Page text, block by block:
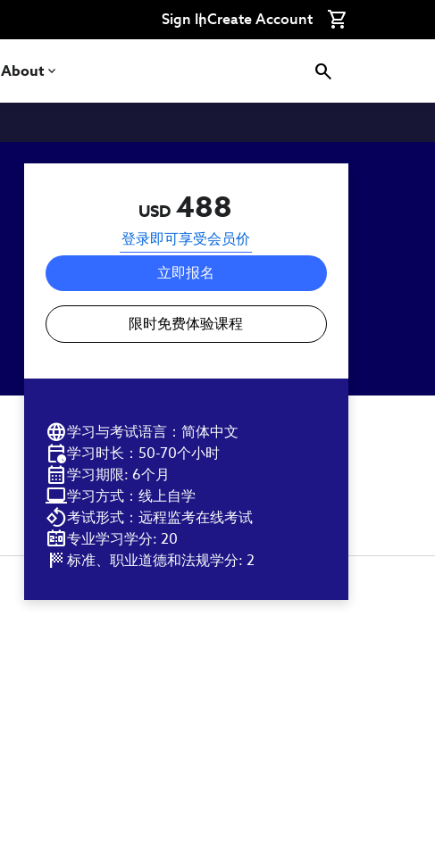
Sign InCreate Account
About
USD 488
登录即可享受会员价
立即报名
限时免费体验课程
学习与考试语言：简体中文
学习时长：50-70个小时
学习期限: 6个月
学习方式：线上自学
考试形式：远程监考在线考试
专业学习学分: 20
标准、职业道德和法规学分: 2
with
CFA
with
CFA
with
CFA
Connect
with
CFA
Connect
with
CFA
on